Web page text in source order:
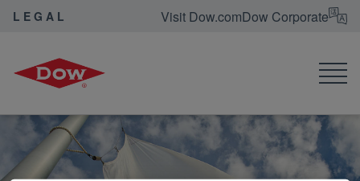
LEGAL Visit Dow.comDow Corporate